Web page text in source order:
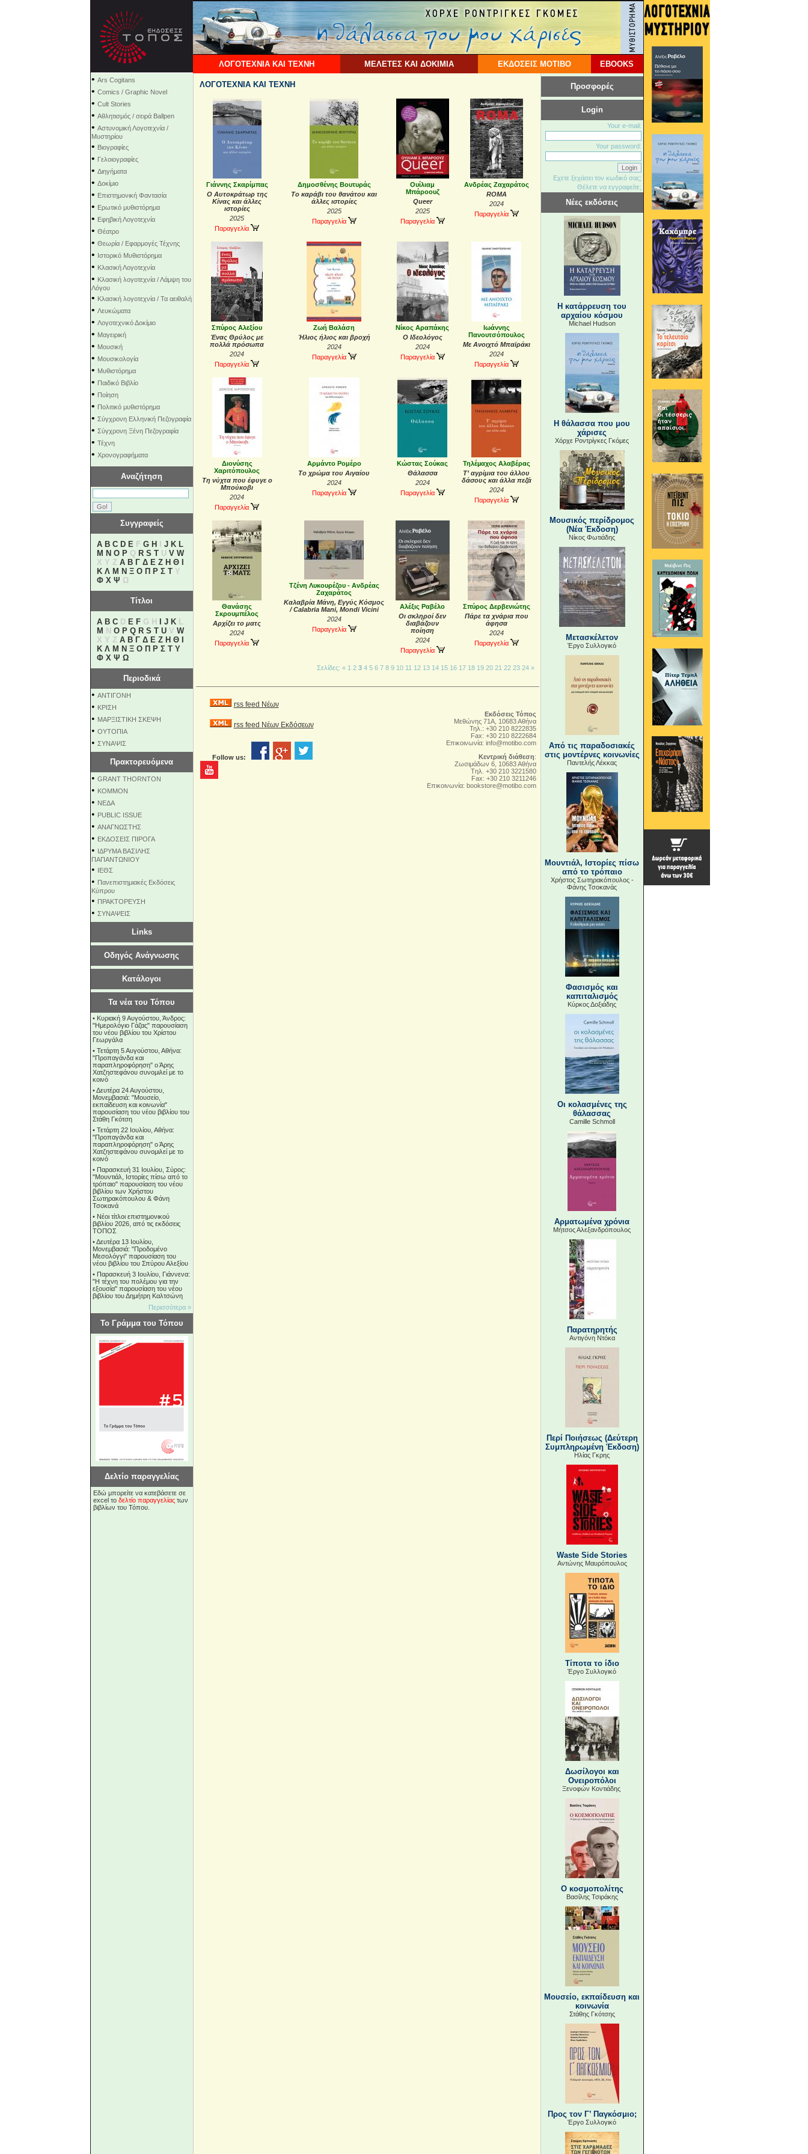
ΛΟΓΟΤΕΧΝΙΑ ΚΑΙ ΤΕΧΝΗ ΜΕΛΕΤΕΣ ΚΑΙ ΔΟΚΙΜΙΑ ΕΚΔΟΣΕΙΣ ΜΟΤΙΒΟ EBOOKS
• Ars Cogitans
• Comics / Graphic Novel
• Cult Stories
• Αθλητισμός / σειρά Ballpen
• Αστυνομική Λογοτεχνία /
Μυστηρίου
• Βιογραφίες
• Γελοιογραφίες
• Διηγήματα
• Δοκίμιο
• Επιστημονική Φαντασία
• Ερωτικό μυθιστόρημα
• Εφηβική Λογοτεχνία
• Θέατρο
• Θεωρία / Εφαρμογές Τέχνης
• Ιστορικό Μυθιστόρημα
• Κλασική Λογοτεχνία
• Κλασική λογοτεχνία / Λάμψη του
Λόγου
• Κλασική λογοτεχνία / Τα αειθαλή
• Λευκώματα
• Λογοτεχνικό Δοκίμιο
• Μαγειρική
• Μουσική
• Μουσικολογία
• Μυθιστόρημα
• Παιδικό Βιβλίο
• Ποίηση
• Πολιτικό μυθιστόρημα
• Σύγχρονη Ελληνική Πεζογραφία
• Σύγχρονη Ξένη Πεζογραφία
• Τέχνη
• Χρονογραφήματα
Αναζήτηση
Συγγραφείς
A B C D EF G H J K L
M N O PQ R S TU V W
X Y Z Α Β Γ Δ Ε Ζ Η Θ
Κ Λ Μ Ν Ξ Ο Π Ρ Σ ΤΥ
Φ Χ Ψ Ω
Τίτλοι
A B CD E FG H J KL
M N O P Q R S T UV W
X Y Z Α Β Γ Δ Ε Ζ Η Θ
Κ Λ Μ Ν Ξ Ο Π Ρ Σ Τ Υ
Φ Χ Ψ Ω
Περιοδικά
• ΑΝΤΙΓΟΝΗ
• ΚΡΙΣΗ
• ΜΑΡΞΙΣΤΙΚΗ ΣΚΕΨΗ
• ΟΥΤΟΠΙΑ
• ΣΥΝΑΨΙΣ
Πρακτορευόμενα
• GRANT THORNTON
• KOMMON
• NEΔΑ
• PUBLIC ISSUE
• ΑΝΑΓΝΩΣΤΗΣ
• ΕΚΔΟΣΕΙΣ ΠΙΡΟΓΑ
• ΙΔΡΥΜΑ ΒΑΣΙΛΗΣ
ΠΑΠΑΝΤΩΝΙΟΥ
• ΙΕΘΣ
• Πανεπιστημιακές Εκδόσεις
Κύπρου
• ΠΡΑΚΤΟΡΕΥΣΗ
• ΣΥΝΑΨΕΙΣ
Links
Οδηγός Ανάγνωσης
Κατάλογοι
Τα νέα του Τόπου
• Κυριακή 9 Αυγούστου, Άνδρος:
"Ημερολόγιο Γάζας" παρουσίαση
του νέου βιβλίου του Χρίστου
Γεωργάλα
• Τετάρτη 5 Αυγούστου, Αθήνα:
"Προπαγάνδα και
παραπληροφόρηση" ο Άρης
Χατζηστεφάνου συνομιλεί με το
κοινό
•Δευτέρα 24 Αυγούστου,
Μονεμβασιά: "Μουσείο,
εκπαίδευση και κοινωνία"
παρουσίαση του νέου βιβλίου του
Στάθη Γκότση
• Τετάρτη 22 Ιουλίου, Αθήνα:
"Προπαγάνδα και
παραπληροφόρηση" ο Άρης
Χατζηστεφάνου συνομιλεί με το
κοινό
• Παρασκευή 31 Ιουλίου, Σύρος:
"Μουντιάλ, Ιστορίες πίσω από το
τρόπαιο" παρουσίαση του νέου
βιβλίου των Χρήστου
Σωτηρακόπουλου & Φάνη
Τσοκανά
• Νέοι τίτλοι επιστημονικού
βιβλίου 2026, από τις εκδόσεις
ΤΟΠΟΣ
•Δευτέρα 13 Ιουλίου,
Μονεμβασιά: "Προδομένο
Μεσολόγγι" παρουσίαση του
νέου βιβλίου του Σπύρου Αλεξίου
• Παρασκευή 3 Ιουλίου, Γιάννενα:
"Η τέχνη του πολέμου για την
εξουσία" παρουσίαση του νέου
βιβλίου του Δημήτρη Καλτσώνη
Περισσότερα »
Το Γράμμα του Τόπου
Δελτίο παραγγελίας
Εδώ μπορείτε να κατεβάσετε σε
excel το δελτίο παραγγελίαςτων
βιβλίων του Τόπου.
ΛΟΓΟΤΕΧΝΙΑ ΚΑΙ ΤΕΧΝΗ
Γιάννης Σκαρίμπας
Ο Αυτοκράτωρ της
Κίνας και άλλες
ιστορίες
2025
Παραγγελία
Δημοσθένης Βουτυράς
Το καράβι του θανάτου και
άλλες ιστορίες
2025
Παραγγελία
Ουίλιαμ
Μπάροουζ
Queer
2025
Παραγγελία
Ανδρέας Ζαχαράτος
ROMA
2024
Παραγγελία
Σπύρος Αλεξίου
Ένας Θρύλος με
πολλά πρόσωπα
2024
Παραγγελία
Ζωή Βαλάση
Ήλιος ήλιος και βροχή
2024
Παραγγελία
Νίκος Αραπάκης
Ο Ιδεολόγος
2024
Παραγγελία
Ιωάννης
Πανουτσόπουλος
Με Ανοιχτό Μπαϊράκι
2024
Παραγγελία
Διονύσης
Χαριτόπουλος
Τη νύχτα που έφυγε ο
Μπούκοβι
2024
Παραγγελία
Αρμάντο Ρομέρο
Το χρώμα του Αιγαίου
2024
Παραγγελία
Κώστας Σούκας
Θάλασσα
2024
Παραγγελία
Τηλέµαχος Αλαβέρας
Τ’ αγρίμια του άλλου
δάσους και άλλα πεζά
2024
Παραγγελία
Θανάσης
Σκρουμπέλος
Αρχίζει το ματς
2024
Παραγγελία
Τζένη Λυκουρέζου - Ανδρέας
Ζαχαράτος
Καλαβρία Μάνη, Εγγύς Κόσμος
/ Calabria Mani, Mondi Vicini
2024
Παραγγελία
Αλέξις Ραβέλο
Οι σκληροί δεν
διαβάζουν
ποίηση
2024
Παραγγελία
Σπύρος Δερβενιώτης
Πάρε τα χνάρια που
άφησα
2024
Παραγγελία
Σελίδες: « 1 2 3 4 5 6 7 8 9 10 11 12 13 14 15 16 17 18 19 20 21 22 23 24 »
rss feed Νέων
rss feed Νέων Εκδόσεων
Follow us:
Εκδόσεις Τόπος
Μεθώνης 71Α, 10683 Αθήνα
Τηλ.: +30 210 8222835
Fax: +30 210 8222684
Επικοινωνία: info@motibo.com
Κεντρική διάθεση:
Zωσιμάδων 6, 10683 Αθήνα
Tηλ. +30 210 3221580
Fax: +30 210 3211246
Επικοινωνία: bookstore@motibo.com
Προσφορές
Login
Your e-mail:
Your password:
Εχετε ξεχάσει τον κωδικό σας;
Θέλετε να εγγραφείτε;
Νέες εκδόσεις
Η κατάρρευση του
αρχαίου κόσμου
Michael Hudson
Η θάλασσα που μου
χάρισες
Χόρχε Ροντρίγκες Γκόμες
Μουσικός περίδρομος
(Νέα Έκδοση)
Νίκος Φωτιάδης
Μετασκέλετον
Έργο Συλλογικό
Από τις παραδοσιακές
στις μοντέρνες κοινωνίες
Παντελής Λέκκας
Μουντιάλ, Ιστορίες πίσω
από το τρόπαιο
Χρήστος Σωτηρακόπουλος -
Φάνης Τσοκανάς
Φασισμός και
καπιταλισμός
Κύρκος Δοξιάδης
Οι κολασμένες της
θάλασσας
Camille Schmoll
Αρματωμένα χρόνια
Μήτσος Αλεξανδρόπουλος
Παρατηρητής
Αντιγόνη Ντόκα
Περί Ποιήσεως (Δεύτερη
Συμπληρωμένη Έκδοση)
Ηλίας Γκρης
Waste Side Stories
Αντώνης Μαυρόπουλος
Τίποτα το ίδιο
Έργο Συλλογικό
Δωσίλογοι και
Ονειροπόλοι
Ξενοφών Κοντιάδης
Ο κοσμοπολίτης
Βασίλης Τσιράκης
Μουσείο, εκπαίδευση και
κοινωνία
Στάθης Γκότσης
Προς τον Γ’ Παγκόσμιο;
Έργο Συλλογικό